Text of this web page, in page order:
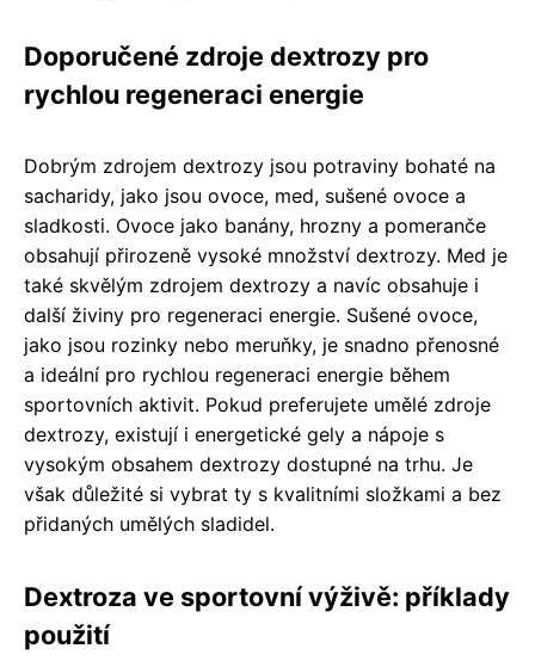
Doporučené zdroje dextrozy pro
rychlou regeneraci energie
Dobrým zdrojem dextrozy jsou potraviny bohaté na
sacharidy, jako jsou ovoce, med, sušené ovoce a
sladkosti. Ovoce jako banány, hrozny a pomeranče
obsahují přirozeně vysoké množství dextrozy. Med je
také skvělým zdrojem dextrozy a navíc obsahuje i
další živiny pro regeneraci energie. Sušené ovoce,
jako jsou rozinky nebo meruňky, je snadno přenosné
a ideální pro rychlou regeneraci energie během
sportovních aktivit. Pokud preferujete umělé zdroje
dextrozy, existují i energetické gely a nápoje s
vysokým obsahem dextrozy dostupné na trhu. Je
však důležité si vybrat ty s kvalitními složkami a bez
přidaných umělých sladidel.
Dextroza ve sportovní výživě: příklady
použití